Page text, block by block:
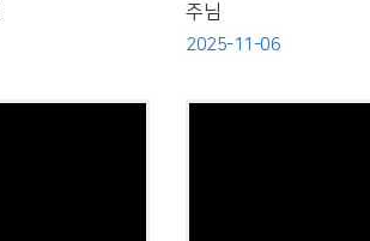
주님
2025-11-06